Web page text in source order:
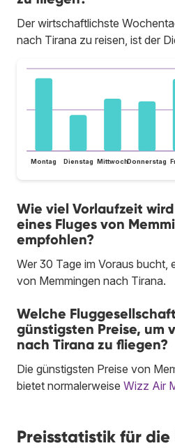
Der wirtschaftlichste
nach Tirana zu reisen, ist der
Montag Dienstag MittwochDonnerstag
Wie viel Vorlaufzeit
eines Fluges von
empfohlen?
Wer 30 Tage im Voraus bucht,
von Memmingen nach Tirana.
Welche
günstigsten Preise, um
nach Tirana zu fliegen?
Die günstigsten Preise von
bietet normalerweise Wizz Air
Preisstatistik für die